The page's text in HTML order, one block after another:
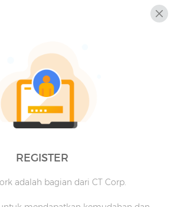
REGISTER
adalah bagian dari CT Corp.